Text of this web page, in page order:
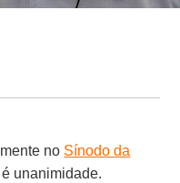
no Sínodo da
unanimidade.